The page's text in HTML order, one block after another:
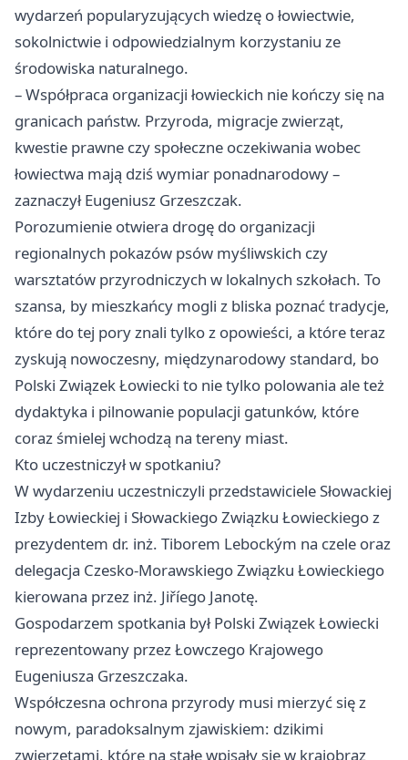
wydarzeń popularyzujących wiedzę o łowiectwie,
sokolnictwie i odpowiedzialnym korzystaniu ze
środowiska naturalnego.
– Współpraca organizacji łowieckich nie kończy się na
granicach państw. Przyroda, migracje zwierząt,
kwestie prawne czy społeczne oczekiwania wobec
łowiectwa mają dziś wymiar ponadnarodowy –
zaznaczył Eugeniusz Grzeszczak.
Porozumienie otwiera drogę do organizacji
regionalnych pokazów psów myśliwskich czy
warsztatów przyrodniczych w lokalnych szkołach. To
szansa, by mieszkańcy mogli z bliska poznać tradycje,
które do tej pory znali tylko z opowieści, a które teraz
zyskują nowoczesny, międzynarodowy standard, bo
Polski Związek Łowiecki to nie tylko polowania ale też
dydaktyka i pilnowanie populacji gatunków, które
coraz śmielej wchodzą na tereny miast.
Kto uczestniczył w spotkaniu?
W wydarzeniu uczestniczyli przedstawiciele Słowackiej
Izby Łowieckiej i Słowackiego Związku Łowieckiego z
prezydentem dr. inż. Tiborem Lebockým na czele oraz
delegacja Czesko-Morawskiego Związku Łowieckiego
kierowana przez inż. Jiříego Janotę.
Gospodarzem spotkania był Polski Związek Łowiecki
reprezentowany przez Łowczego Krajowego
Eugeniusza Grzeszczaka.
Współczesna ochrona przyrody musi mierzyć się z
nowym, paradoksalnym zjawiskiem: dzikimi
zwierzętami, które na stałe wpisały się w krajobraz